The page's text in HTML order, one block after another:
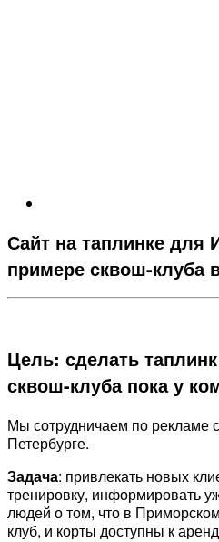
Сайт на таплинке для
примере сквош-клуба
Цель: сделать
сквош-клуба пока у
Мы сотрудничаем по рекламе
Петербурге.
Задача: привлекать новых
тренировку, информировать
людей о том, что в
клуб, и корты доступны к